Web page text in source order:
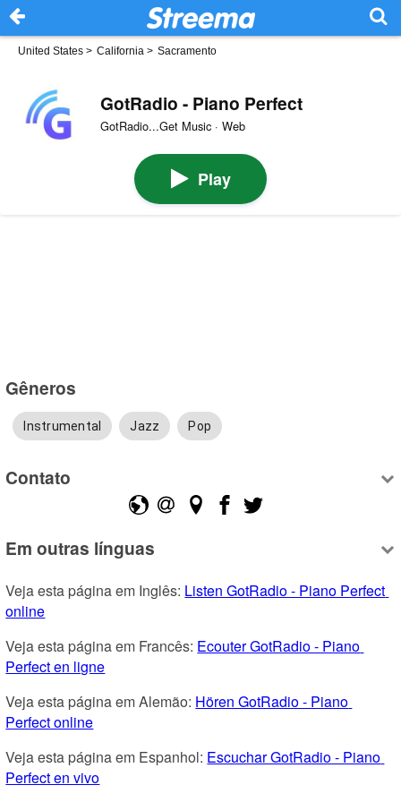
United States > California > Sacramento
GotRadio - Piano Perfect
GotRadio...Get Music · Web
Play
Gêneros
Instrumental Jazz Pop
Contato
Em outras línguas
Veja esta página em Inglês: Listen GotRadio - Piano Perfect
online
Veja esta página em Francês: Ecouter GotRadio - Piano
Perfect en ligne
Veja esta página em Alemão: Hören GotRadio - Piano
Perfect online
Veja esta página em Espanhol: Escuchar GotRadio - Piano
Perfect en vivo